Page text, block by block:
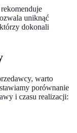
uniknąć
dokonali
warto
porównanie
i czasu realizacji: